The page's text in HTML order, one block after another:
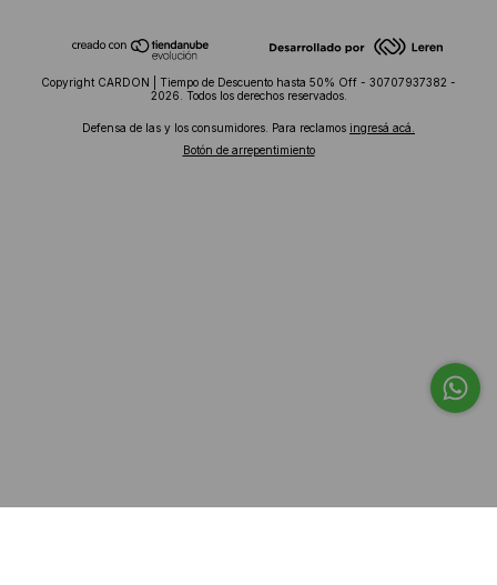
Copyright CARDON | Tiempo de Descuento hasta 50% Off - 30707937382 -
2026. Todos los derechos reservados.
Defensa de las y los consumidores. Para reclamos ingresá acá.
Botón de arrepentimiento